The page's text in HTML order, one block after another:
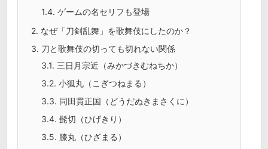
1.4. ゲームの名セリフも登場
2. なぜ「刀剣乱舞」を歌舞伎にしたのか？
3. 刀と歌舞伎の切っても切れない関係
3.1. 三日月宗近（みかづきむねちか）
3.2. 小狐丸（こぎつねまる）
3.3. 同田貫正国（どうだぬきまさくに）
3.4. 髭切（ひげきり）
3.5. 膝丸（ひざまる）